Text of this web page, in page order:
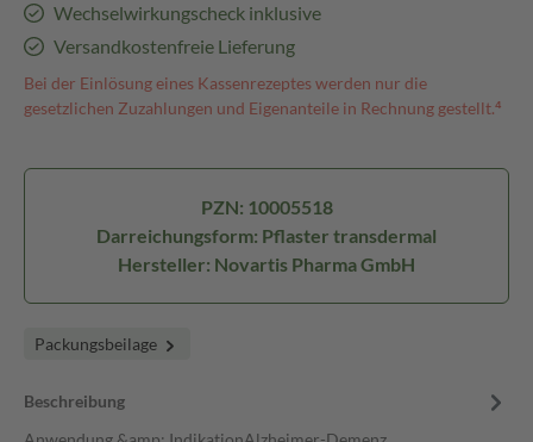
Wechselwirkungscheck inklusive
Versandkostenfreie Lieferung
Bei der Einlösung eines Kassenrezeptes werden nur die
gesetzlichen Zuzahlungen und Eigenanteile in Rechnung gestellt.⁴
PZN: 10005518
Darreichungsform: Pflaster transdermal
Hersteller: Novartis Pharma GmbH
Packungsbeilage
Beschreibung